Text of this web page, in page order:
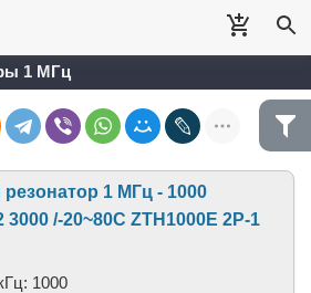
1 МГц
1 МГц - 1000
3000 /-20~80C ZTH1000E 2P-1
1000